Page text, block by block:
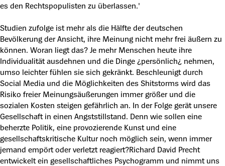
es den Rechtspopulisten zu überlassen.'
Studien zufolge ist mehr als die Hälfte der deutschen
Bevölkerung der Ansicht, ihre Meinung nicht mehr frei äußern zu
können. Woran liegt das? Je mehr Menschen heute ihre
Individualität ausdehnen und die Dinge ¿persönlich¿ nehmen,
umso leichter fühlen sie sich gekränkt. Beschleunigt durch
Social Media und die Möglichkeiten des Shitstorms wird das
Risiko freier Meinungsäußerungen immer größer und die
sozialen Kosten steigen gefährlich an. In der Folge gerät unsere
Gesellschaft in einen Angststillstand. Denn wie sollen eine
beherzte Politik, eine provozierende Kunst und eine
gesellschaftskritische Kultur noch möglich sein, wenn immer
jemand empört oder verletzt reagiert?Richard David Precht
entwickelt ein gesellschaftliches Psychogramm und nimmt uns